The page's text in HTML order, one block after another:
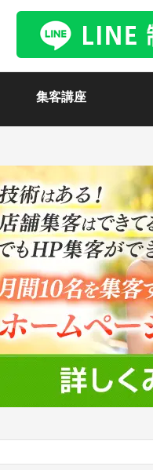
集客講座